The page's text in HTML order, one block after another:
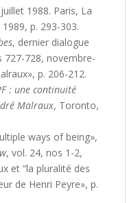
1988. Paris, La
p. 293-303.
, dernier dialogue
727-728, novembre-
p. 206-212.
: une continuité
Malraux, Toronto,
ways of being»,
, vol. 24, nos 1-2,
et “la pluralité des
de Henri Peyre», p.